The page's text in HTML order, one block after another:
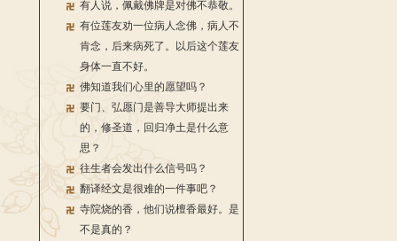
有人说，佩戴佛牌是对佛不恭敬。
有位莲友劝一位病人念佛，病人不
肯念，后来病死了。以后这个莲友
身体一直不好。
佛知道我们心里的愿望吗？
要门、弘愿门是善导大师提出来
的，修圣道，回归净土是什么意
思？
往生者会发出什么信号吗？
翻译经文是很难的一件事吧？
寺院烧的香，他们说檀香最好。是
不是真的？